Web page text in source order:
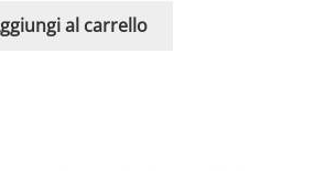
al carrello